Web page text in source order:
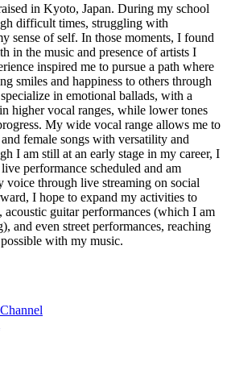
in Kyoto, Japan. During my school
difficult times, struggling with
sense of self. In those moments, I found
in the music and presence of artists I
inspired me to pursue a path where
smiles and happiness to others through
in emotional ballads, with a
higher vocal ranges, while lower tones
My wide vocal range allows me to
female songs with versatility and
I am still at an early stage in my career, I
performance scheduled and am
voice through live streaming on social
I hope to expand my activities to
acoustic guitar performances (which I am
and even street performances, reaching
with my music.